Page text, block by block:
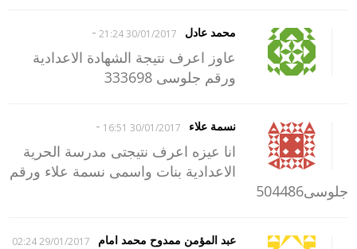
محمد عادل 30/01/2017 21:24
-
عاوز اعرف نتيجة الشهادة الاعدادية
ورقم جلوسى 333698
نسمة علاء 30/01/2017 16:51
-
انا عيزه اعرف نتيجتى مدرسة الحرية
الاعدادية بنات واسمى نسمة علاء ورقم
جلوسى504486
عبد المؤمن ممدوح محمد امام 29/01/2017 02:24